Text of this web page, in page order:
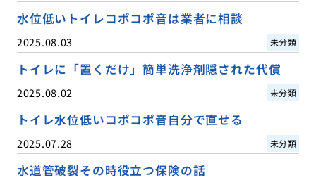
水位低いトイレコポコポ音は業者に相談
2025.08.03 未分類
トイレに「置くだけ」簡単洗浄剤隠された代償
2025.08.02 未分類
トイレ水位低いコポコポ音自分で直せる
2025.07.28 未分類
水道管破裂その時役立つ保険の話